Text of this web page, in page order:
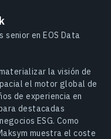
senior en EOS Data
la visión de
el motor global de
de experiencia en
destacadas
ESG. Como
muestra el coste